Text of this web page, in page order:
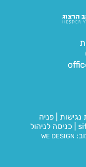
פניה
כניסה לניהול
WE DESIGN